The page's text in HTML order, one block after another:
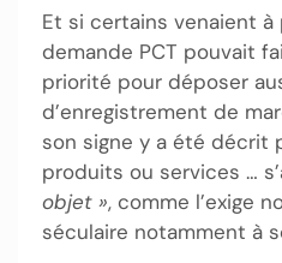
Et si certains venaient à
demande PCT pouvait
priorité pour déposer
d’enregistrement de
son signe y a été décrit
produits ou services …
objet », comme l’exige
séculaire notamment à